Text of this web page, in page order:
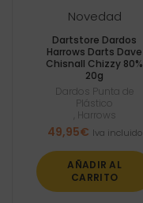
Novedad
Dartstore Dardos
Harrows Darts Dave
Chisnall Chizzy 80%
20g
Dardos Punta de
Plástico
Harrows
49,95€ Iva incluido
AÑADIR AL
CARRITO